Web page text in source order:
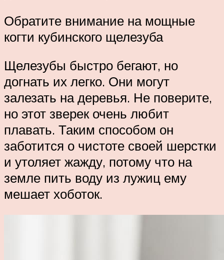
Обратите внимание на мощные
когти кубинского щелезуба
Щелезубы быстро бегают, но
догнать их легко. Они могут
залезать на деревья. Не поверите,
но этот зверек очень любит
плавать. Таким способом он
заботится о чистоте своей шерстки
и утоляет жажду, потому что на
земле пить воду из лужиц ему
мешает хоботок.